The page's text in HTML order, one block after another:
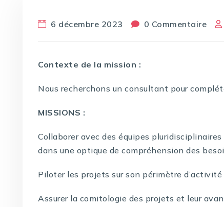
6 décembre 2023 0 Commentaire
Contexte de la mission :
Nous recherchons un consultant pour
MISSIONS :
Collaborer avec des équipes
dans une optique de compréhension des
Piloter les projets sur son périmètre d’activité
Assurer la comitologie des projets et leur